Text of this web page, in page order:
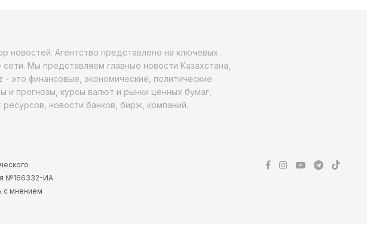
новостей. Агентство представлено на ключевых
Мы представляем главные новости Казахстана,
это финансовые, экономические, политические
и прогнозы, курсы валют и рынки ценных бумаг,
новости банков, бирж, компаний.
№166332-ИА
с мнением